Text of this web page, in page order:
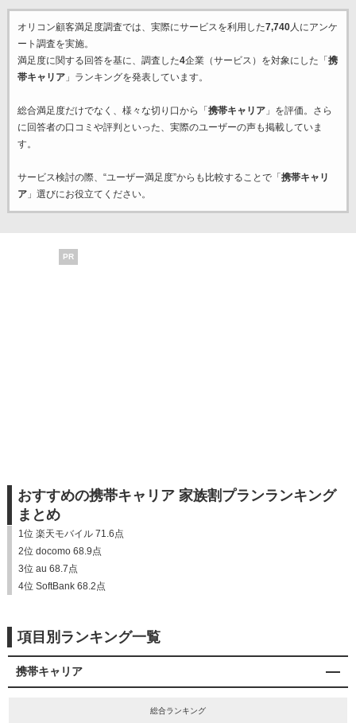
オリコン顧客満足度調査では、実際にサービスを利用した7,740人にアンケ
ート調査を実施。
満足度に関する回答を基に、調査した4企業（サービス）を対象にした「 携
帯キャリア」ランキングを発表しています。
総合満足度だけでなく、様々な切り口から「 携帯キャリア」を評価。さら
に回答者の口コミや評判といった、実際のユーザーの声も掲載していま
す。
サービス検討の際、“ユーザー満足度”からも比較することで「 携帯キャリ
ア」選びにお役立てください。
PR
おすすめの携帯キャリア 家族割プランランキング
まとめ
1位 楽天モバイル 71.6点
2位 docomo 68.9点
3位 au 68.7点
4位 SoftBank 68.2点
項目別ランキング一覧
携帯キャリア
総合ランキング